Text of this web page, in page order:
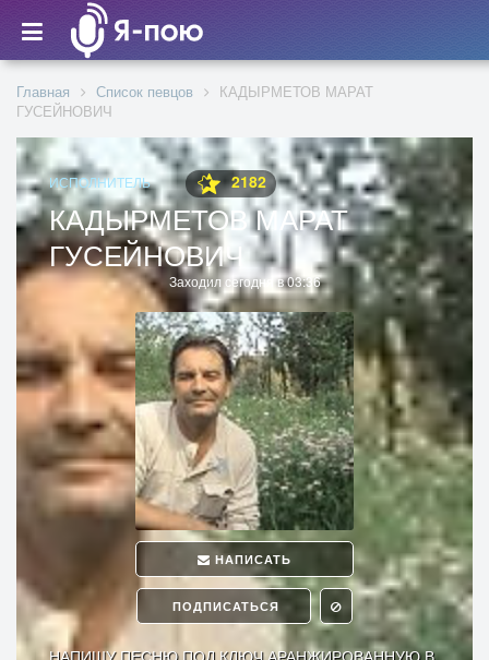
Главная Список певцов
КАДЫРМЕТОВ МАРАТ
ГУСЕЙНОВИЧ
ИСПОЛНИТЕЛЬ 2182
КАДЫРМЕТОВ МАРАТ
ГУСЕЙНОВИЧ
Заходил сегодня в 03:36
НАПИСАТЬ
ПОДПИСАТЬСЯ
НАПИШУ ПЕСНЮ ПОД КЛЮЧ,АРАНЖИРОВАННУЮ В